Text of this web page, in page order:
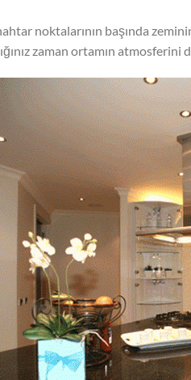
noktalarının başında
zaman ortamın atmosferini